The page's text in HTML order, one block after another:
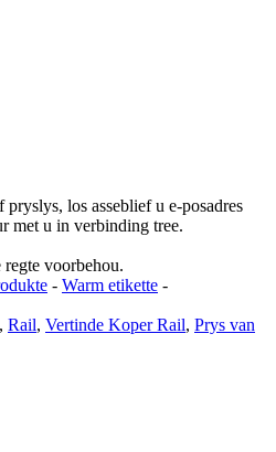
los asseblief u e-posadres
met u in verbinding tree.
voorbehou.
- Warm etikette -
, Rail, Vertinde Koper Rail, Prys van